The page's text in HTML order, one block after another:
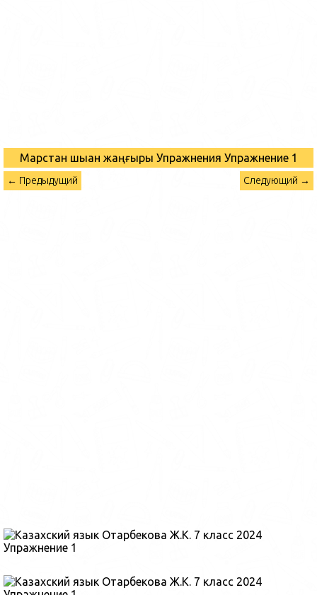
Марстан шыққан жаңғырық Упражнения Упражнение 1
← Предыдущий Следующий →